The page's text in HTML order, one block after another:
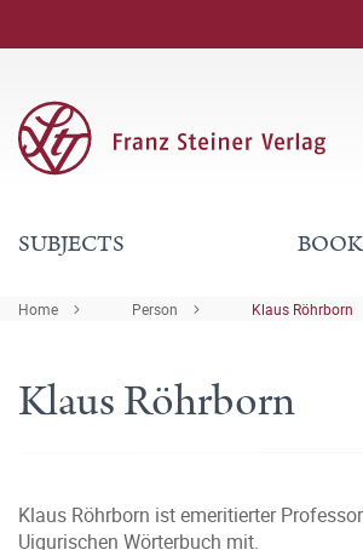
SUBJECTS
Home Person Klaus Röhrborn
Klaus Röhrborn
Klaus Röhrborn ist emeritierter
Uigurischen Wörterbuch mit.